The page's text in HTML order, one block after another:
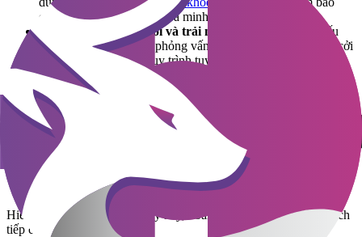
quy trình diễn ra suôn sẻ và minh bạch.
Nhất quán giữa lời nói và trải nghiệm
: Đây là điểm mấu
chốt. Nếu trong JD và phỏng vấn bạn hứa hẹn về văn hóa cởi
mở, linh hoạt nhưng quy trình tuyển dụng lại cứng nhắc,
chậm chạp và thiếu thông tin, ứng viên sẽ nghi ngờ mọi thứ
bạn nói. Sự không nhất quán này là nguyên nhân chính khiến
ứng viên từ chối offer vào phút chót hoặc nghỉ việc trong thời
gian thử việc.
Hàm ý cho doanh nghiệp
Hiểu được ba giai đoạn tâm lý này, doanh nghiệp cần thay đổi cách
tiếp cận tuyển dụng: